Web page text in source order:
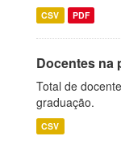
CSV PDF
Docentes na
Total de
graduação.
CSV